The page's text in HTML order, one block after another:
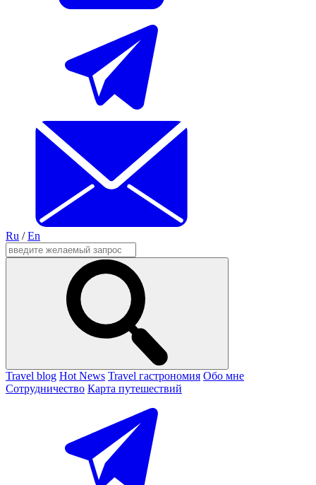
Ru /En
Travel blog Hot News Travel гастрономия Обо мне
Сотрудничество Карта путешествий